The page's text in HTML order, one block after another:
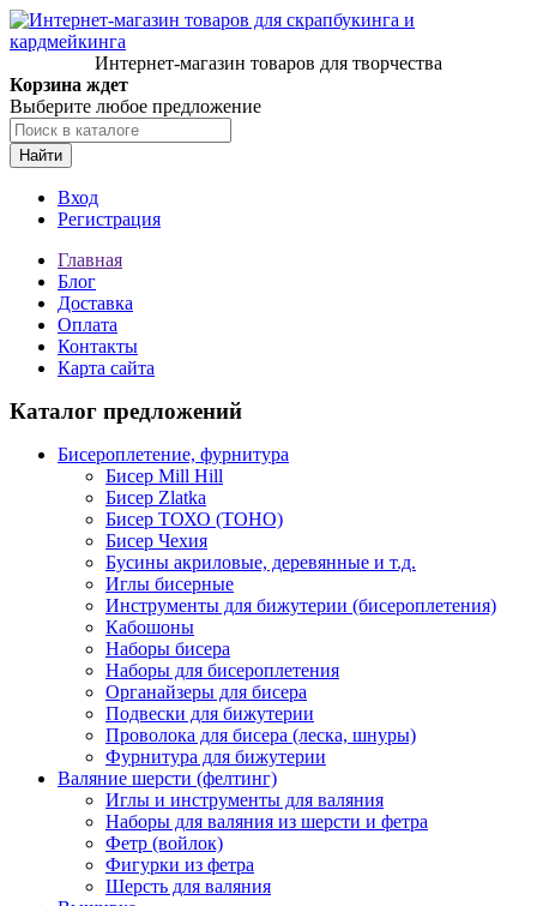
Интернет-магазин товаров для творчества
Корзина ждет
Выберите любое предложение
Найти
Вход
Регистрация
Главная
Блог
Доставка
Оплата
Контакты
Карта сайта
Каталог предложений
Бисероплетение, фурнитура
Бисер Mill Hill
Бисер Zlatka
Бисер ТОХО (TOHO)
Бисер Чехия
Бусины акриловые, деревянные и т.д.
Иглы бисерные
Инструменты для бижутерии (бисероплетения)
Кабошоны
Наборы бисера
Наборы для бисероплетения
Органайзеры для бисера
Подвески для бижутерии
Проволока для бисера (леска, шнуры)
Фурнитура для бижутерии
Валяние шерсти (фелтинг)
Иглы и инструменты для валяния
Наборы для валяния из шерсти и фетра
Фетр (войлок)
Фигурки из фетра
Шерсть для валяния